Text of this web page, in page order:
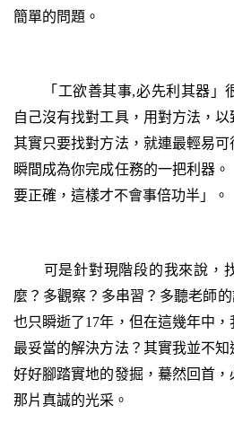
簡單的問題。
「工欲善其事,必先利其器」
自己沒有找對工具，用對方法，以
其實只要找對方法，就連最輕易
瞬間成為你完成任務的一把利器
要正確，這樣才不會事倍功半」。
可是針對現階段的我來說，
麼？多觀察？多串習？多聽老師
也只瞬逝了17年，但在這幾年中
最妥當的解決方法？其實我並不
好好腳踏實地的發掘，驀然回首，
那片真誠的光采。